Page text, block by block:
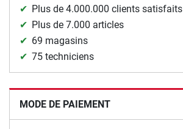
Plus de 4.000.000 clients satisfaits
Plus de 7.000 articles
69 magasins
75 techniciens
MODE DE PAIEMENT